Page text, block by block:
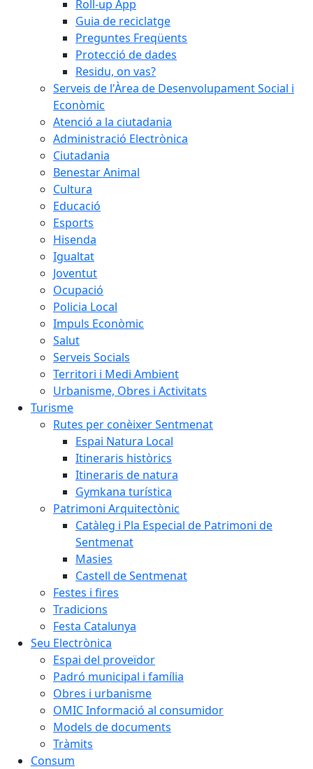
Roll-up App
Guia de reciclatge
Preguntes Freqüents
Protecció de dades
Residu, on vas?
Serveis de l'Àrea de Desenvolupament Social i
Econòmic
Atenció a la ciutadania
Administració Electrònica
Ciutadania
Benestar Animal
Cultura
Educació
Esports
Hisenda
Igualtat
Joventut
Ocupació
Policia Local
Impuls Econòmic
Salut
Serveis Socials
Territori i Medi Ambient
Urbanisme, Obres i Activitats
Turisme
Rutes per conèixer Sentmenat
Espai Natura Local
Itineraris històrics
Itineraris de natura
Gymkana turística
Patrimoni Arquitectònic
Catàleg i Pla Especial de Patrimoni de
Sentmenat
Masies
Castell de Sentmenat
Festes i fires
Tradicions
Festa Catalunya
Seu Electrònica
Espai del proveïdor
Padró municipal i família
Obres i urbanisme
OMIC Informació al consumidor
Models de documents
Tràmits
Consum